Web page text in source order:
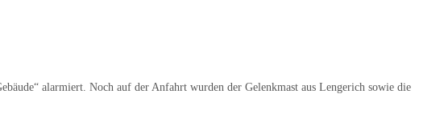
alarmiert. Noch auf der Anfahrt wurden der Gelenkmast aus Lengerich sowie die